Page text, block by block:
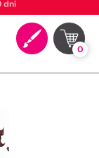
dní
0